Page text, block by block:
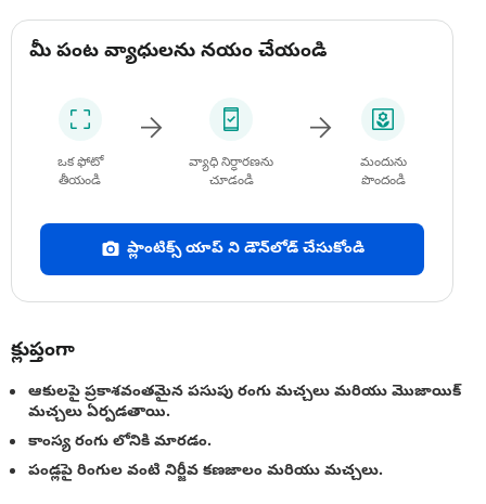
మీ పంట వ్యాధులను నయం చేయండి
ఒక ఫోటో
తీయండి
వ్యాధి నిర్ధారణను
చూడండి
మందును
పొందండి
ప్లాంటిక్స్ యాప్ ని డౌన్‌లోడ్ చేసుకోండి
క్లుప్తంగా
ఆకులపై ప్రకాశవంతమైన పసుపు రంగు మచ్చలు మరియు మొజాయిక్
మచ్చలు ఏర్పడతాయి.
కాంస్య రంగు లోనికి మారడం.
పండ్లపై రింగుల వంటి నిర్జీవ కణజాలం మరియు మచ్చలు.